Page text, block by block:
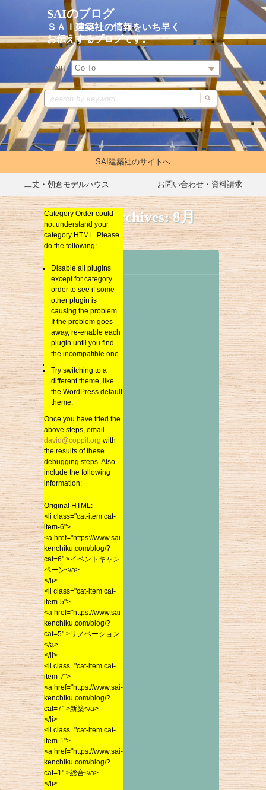
SAIのブログ
ＳＡＩ建築社の情報をいち早く
お伝えするブログです。
MENU:
SAI建築社のサイトへ
二丈・朝倉モデルハウス お問い合わせ・資料請求
Monthly Archives:8月
2015
2018年7月
2018年6月
2018年5月
2018年4月
2018年3月
2018年1月
2017年12月
2017年11月
2017年10月
2017年9月
2017年8月
2017年7月
2017年6月
2017年5月
2017年3月
2017年2月
2017年1月
2016年12月
2016年11月
2016年9月
2016年8月
2016年7月
2016年6月
2016年3月
2016年2月
2016年1月
2015年11月
2015年10月
2015年9月
2015年8月
Category Order could
not understand your
category HTML. Please
do the following:
Disable all plugins
except for category
order to see if some
other plugin is
causing the problem.
If the problem goes
away, re-enable each
plugin until you find
the incompatible one.
different theme, like
the WordPress default
theme.
Once you have tried the
above steps, email
david@coppit.org
with the results of these
debugging steps. Also
include the following
information:
<li class="cat-item cat-
item-6">
<a href="https://www.sai-
kenchiku.com/blog/?
cat=6" >イベントキャン
ペーン</a>
</li>
<li class="cat-item cat-
item-5">
<a href="https://www.sai-
kenchiku.com/blog/?
cat=5" >リノベーション
</a>
</li>
<li class="cat-item cat-
item-7">
<a href="https://www.sai-
kenchiku.com/blog/?
cat=7" >新築</a>
</li>
<li class="cat-item cat-
item-1">
<a href="https://www.sai-
kenchiku.com/blog/?
cat=1" >総合</a>
</li>
イベントキャンペーン
リノベーション
新築
Category Order could
not understand your
category HTML. Please
do the following:
Disable all plugins
except for category
order to see if some
other plugin is
causing the problem.
If the problem goes
away, re-enable each
plugin until you find
the incompatible one.
Try switching to a
different theme, like
the WordPress default
theme.
Once you have tried the
above steps, email
david@coppit.org with
the results of these
debugging steps. Also
include the following
information:
Original HTML:
<li class="cat-item cat-
item-6">
<a href="https://www.sai-
kenchiku.com/blog/?
cat=6" >イベントキャン
ペーン</a>
</li>
<li class="cat-item cat-
item-5">
<a href="https://www.sai-
kenchiku.com/blog/?
cat=5" >リノベーション
</a>
</li>
<li class="cat-item cat-
item-7">
<a href="https://www.sai-
kenchiku.com/blog/?
cat=7" >新築</a>
</li>
<li class="cat-item cat-
item-1">
<a href="https://www.sai-
kenchiku.com/blog/?
cat=1" >総合</a>
</li>
イベントキャンペーン
リノベーション
新築
総合